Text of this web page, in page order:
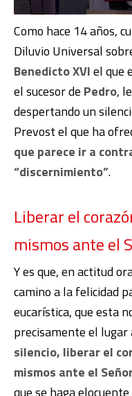
Como hace 14 años,
Diluvio Universal
Benedicto XVIel que
el sucesor de Pedro,
despertando un
Prevost el que ha
que parece ir a
“discernimiento”.
Liberar el
mismos ante el
Y es que, en actitud
camino a la felicidad
eucarística, que esta
precisamente el lugar
silencio, liberar el
mismos ante el